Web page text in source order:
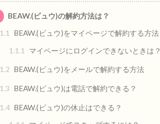
BEAW.(ビュウ)の解約方法は？
1.1
BEAW.(ビュウ)をマイページで解約する方法
1.1.1
マイページにログインできないときは？
1.2 BEAW.(ビュウ)をメールで解約する方法
1.3 BEAW.(ビュウ)は電話で解約できる？
1.4 BEAW.(ビュウ)の休止はできる？